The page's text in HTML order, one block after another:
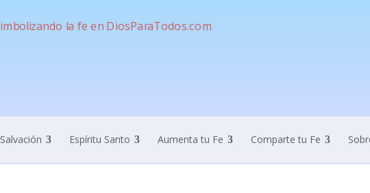
Salvación Espíritu Santo Aumenta tu Fe Comparte tu Fe